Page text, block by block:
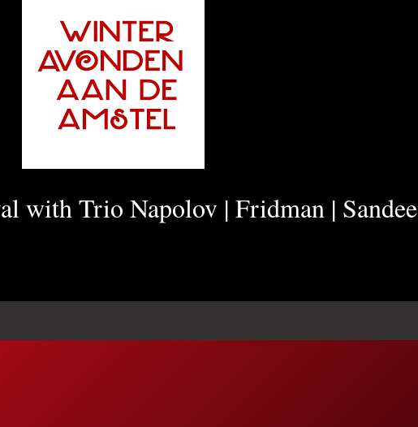
with Trio Napolov | Fridman | Sandee